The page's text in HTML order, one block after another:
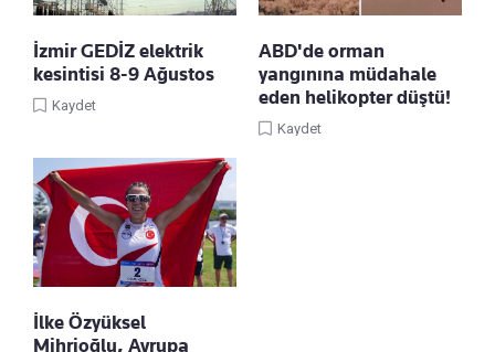
İzmir GEDİZ elektrik
kesintisi 8-9 Ağustos
Kaydet
ABD'de orman
yangınına müdahale
eden helikopter düştü!
Kaydet
İlke Özyüksel
Mihrioğlu, Avrupa